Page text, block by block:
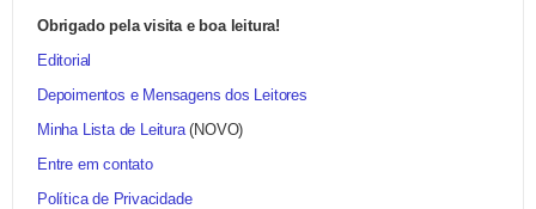
Obrigado pela visita e boa leitura!
Editorial
Depoimentos e Mensagens dos Leitores
Minha Lista de Leitura(NOVO)
Entre em contato
Política de Privacidade